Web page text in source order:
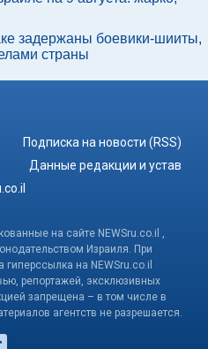
задержаны боевики-шииты,
страны
Подписка на новости (RSS)
Данные редакции и устав
на сайте NEWSru.co.il ,
Израиля. При
на NEWSru.co.il
репортажей, эксклюзивных
запрещена – в том числе в
агентств не разрешается.